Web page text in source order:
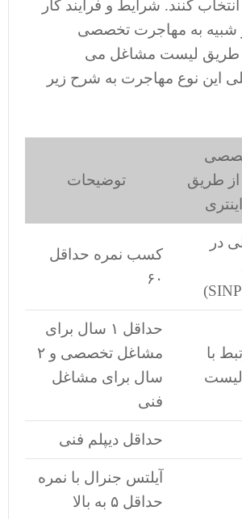
کنند. شرایط و فرایند کار
شبیه به مهاجرت تخصصی
طریق لیست مشاغل می
این نوع مهاجرت به شرح زیر
طریق
توضیحات
در
کسب نمره حداقل
۶۰
با
حداقل ۱ سال برای
مشاغل تخصصی و ۲
سال برای مشاغل
فنی
حداقل دیپلم فنی
آیلتس جنرال با نمره
حداقل ۵ به بالا